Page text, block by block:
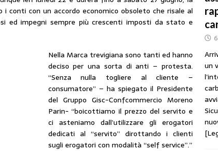
CARBURANTI
] CARBURANTI. CONTROLLI SUI PRODOTTI ADULTERATI: ALTRA
conti con un accordo economico obsoleto che risale al
ed impegni sempre più crescenti imposti da stato e
Nella Marca trevigiana sono tanti ed hanno
deciso per una sorta di anti – protesta.
“Senza nulla togliere al cliente –
consumatore” – ha spiegato il Presidente
del Gruppo Gisc-Confcommercio Moreno
Parin- “boicottiamo il prezzo del servito e
ci asteniamo dall’utilizzare gli erogatori
dedicati al “servito” dirottando i clienti
sugli erogatori con modalità “self service”.”
un